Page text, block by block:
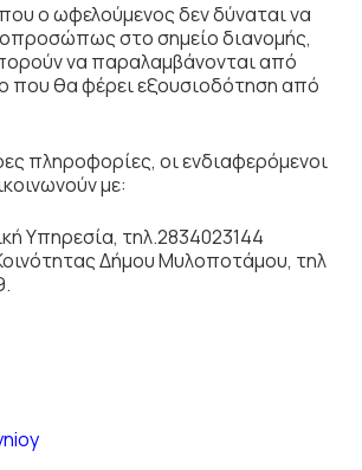
ο ωφελούμενος δεν δύναται να
στο σημείο διανομής,
να παραλαμβάνονται από
που θα φέρει εξουσιοδότηση από
πληροφορίες, οι ενδιαφερόμενοι
με:
Υπηρεσία, τηλ.2834023144
Δήμου Μυλοποτάμου, τηλ